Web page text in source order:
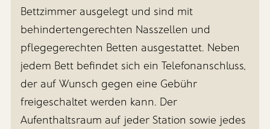
Bettzimmer ausgelegt und sind mit
behindertengerechten Nasszellen und
pflegegerechten Betten ausgestattet. Neben
jedem Bett befindet sich ein Telefonanschluss,
der auf Wunsch gegen eine Gebühr
freigeschaltet werden kann. Der
Aufenthaltsraum auf jeder Station sowie jedes